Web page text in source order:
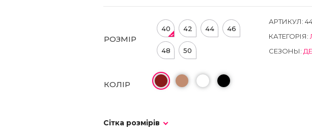
РОЗМІР
40 42 44 46
48 50
КОЛІР
Сітка розмірів
АРТИКУЛ:
КАТЕГОРІЯ:
СЕЗОНЫ: